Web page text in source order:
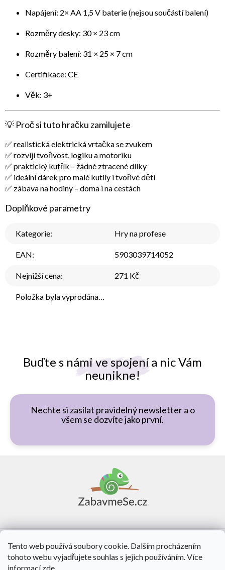
Tento web používá soubory cookie. Dalším procházením
tohoto webu vyjadřujete souhlas s jejich používáním. Více
informacízde
Buďte s námi ve spojení a nic Vám
neunikne!
Nechte si zasílat pravidelný newsletter a o
všem se dozvíte jako první.
Napájení: 2× AA 1,5 V baterie (nejsou součástí balení)
Rozměry desky: 30 × 23 cm
Rozměry balení: 31 × 25 × 7 cm
Certifikace: CE
Věk: 3+
💡 Proč si tuto hračku zamilujete
✅ realistická elektrická vrtačka se zvukem
✅ rozvíjí tvořivost, logiku a motoriku
✅ praktický kufřík – žádné ztracené dílky
✅ ideální dárek pro malé kutily i tvořivé děti
✅ zábava na hodiny – doma i na cestách
Doplňkové parametry
Kategorie: Hry na profese
EAN: 5903039714052
Nejnižší cena: 271 Kč
Položka byla vyprodána…
O nás